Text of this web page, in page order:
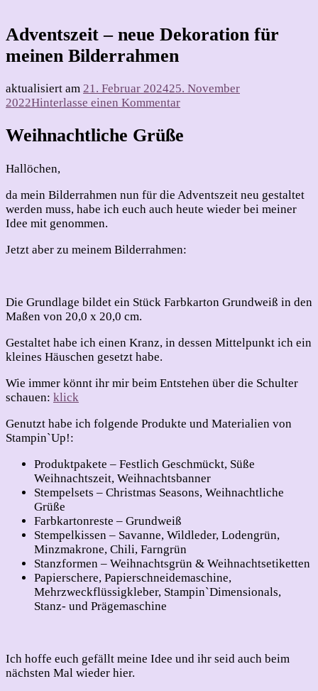
Adventszeit – neue Dekoration für
meinen Bilderrahmen
aktualisiert am 21. Februar 202425. November
2022Hinterlasse einen Kommentarzu
–
neue
meinen
Bilderrahmen
Weihnachtliche Grüße
Hallöchen,
da mein Bilderrahmen nun für die Adventszeit neu gestaltet
werden muss, habe ich euch auch heute wieder bei meiner
Idee mit genommen.
Jetzt aber zu meinem Bilderrahmen:
Die Grundlage bildet ein Stück Farbkarton Grundweiß in den
Maßen von 20,0 x 20,0 cm.
Gestaltet habe ich einen Kranz, in dessen Mittelpunkt ich ein
kleines Häuschen gesetzt habe.
Wie immer könnt ihr mir beim Entstehen über die Schulter
schauen: klick
Genutzt habe ich folgende Produkte und Materialien von
Stampin`Up!:
Produktpakete – Festlich Geschmückt, Süße
Weihnachtszeit, Weihnachtsbanner
Stempelsets – Christmas Seasons, Weihnachtliche
Grüße
Farbkartonreste – Grundweiß
Stempelkissen – Savanne, Wildleder, Lodengrün,
Minzmakrone, Chili, Farngrün
Stanzformen – Weihnachtsgrün & Weihnachtsetiketten
Papierschere, Papierschneidemaschine,
Mehrzweckflüssigkleber, Stampin`Dimensionals,
Stanz- und Prägemaschine
Ich hoffe euch gefällt meine Idee und ihr seid auch beim
nächsten Mal wieder hier.